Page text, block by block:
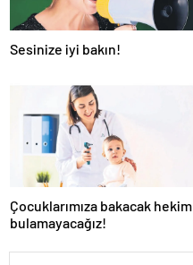
Sesinize iyi bakın!
Çocuklarımıza bakacak hekim
bulamayacağız!